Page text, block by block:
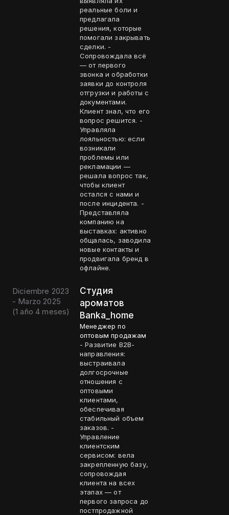
реальные боли и
предлагала
решения, которые
помогали закрывать
сделки. -
Сопровождала всё
— от первого
звонка и обработки
заявки до контроля
отгрузки и работы с
документами.
Клиент знал, что его
вопрос решится. -
Управляла
лояльностью: если
возникали
проблемы или
рекламации —
решала вопрос так,
чтобы клиент
остался с нами и
после инцидента. -
Представляла
компанию на
выставках: активно
общалась, заводила
новые контакты и
продвигала бренд в
офлайне.
Diciembre 2023
- Marzo 2025
(1 año 4 meses)
Студия
ароматов
Banka_home
Менеджер по
оптовым продажам
- Развитие B2B-
направления:
выстраивала
долгосрочные
отношения с
оптовыми
клиентами,
обеспечивая
стабильный объем
заказов. -
Управление
клиентским
сервисом: вела
закрепленную базу,
сопровождая
клиента на всех
этапах — от
первого запроса до
постпродажной